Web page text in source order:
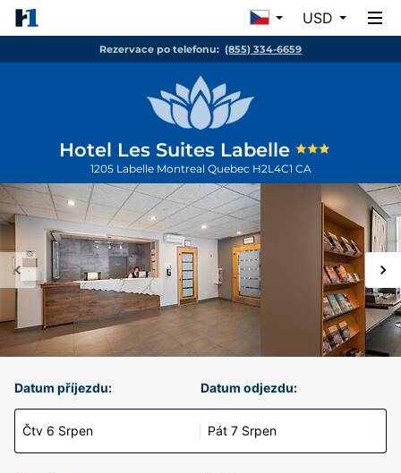
USD
Rezervace po telefonu: (855) 334-6659
Hotel Les Suites Labelle
1205 Labelle Montreal Quebec H2L4C1 CA
Datum příjezdu:
Čtv 6 Srpen
Datum odjezdu:
Pát 7 Srpen